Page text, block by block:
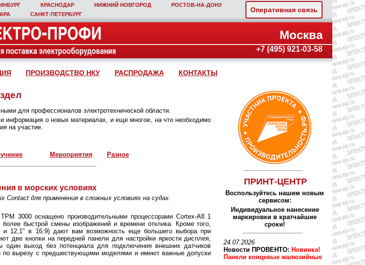
КРАСНОДАР НИЖНИЙ НОВГОРОД
РОСТОВ‑НА‑ДОНУ
САНКТ‑ПЕТЕРБУРГ
Оперативная связь
Москва
+7 (495) 921-03-58
ПРОИЗВОДСТВО НКУ РАСПРОДАЖА КОНТАКТЫ
для профессионалов электротехнической области.
информация о новых материалах, и еще многое, на что необходимо
на участие.
Мероприятия Разное
в морских условиях
для применения в сложных условиях на судах.
3000 оснащено производительными процессорами Cortex-A8 1
быстрой смены изображений и времени отклика. Кроме того,
и 12,1" в 16:9) дают вам возможность еще большего выбора при
две кнопки на передней панели для настройки яркости дисплея,
выход без потенциала для подключения внешних датчиков
по вырезу с предшествующими моделями и имеют важные допуски
ПРИНТ-ЦЕНТР
Воспользуйтесь нашим новым
сервисом:
Индивидуальное нанесение
маркировки в кратчайшие
сроки!
24.07.2026
Новости ПРОВЕНТО: Новинка!
Панели концевые жалюзийные